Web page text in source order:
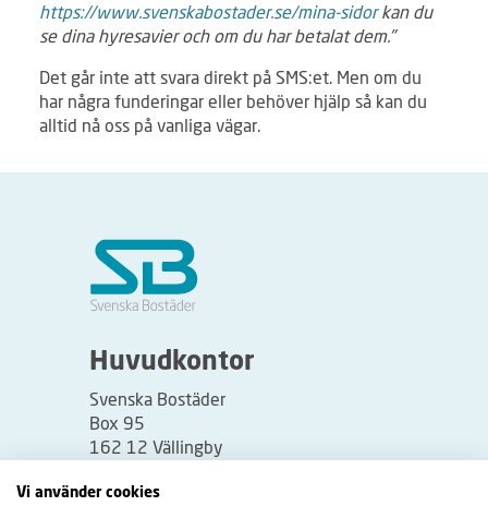
https://www.svenskabostader.se/mina-sidorkan du
se dina hyresavier och om du har betalat dem."
Det går inte att svara direkt på SMS:et. Men om du
har några funderingar eller behöver hjälp så kan du
alltid nå oss på vanliga vägar.
Huvudkontor
Svenska Bostäder
Box 95
162 12 Vällingby
Besöksadress:
Vi använder cookies